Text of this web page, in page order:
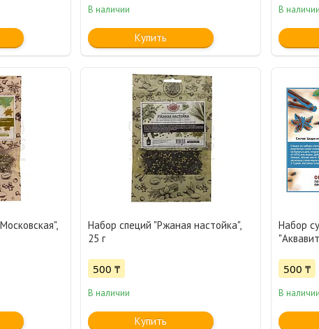
В наличии
Купить
В наличии
Набор специй "Ржаная настойка",
25 г
500 ₸
В наличии
Купить
Набор
500 ₸
В наличии